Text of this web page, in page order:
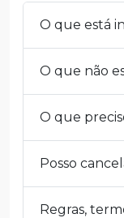
O que está
O que não
O que
Posso
Regras,